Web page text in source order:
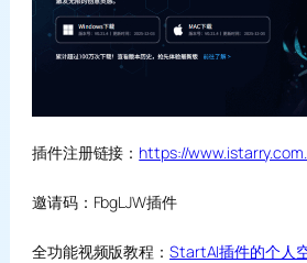
插件注册链接： https://
邀请码：FbgLJW插件
全功能视频版教程：StartAI插件的个人